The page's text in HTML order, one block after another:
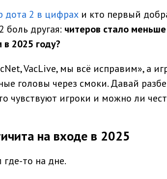
дота 2 в цифрах и кто первый
боль другая: читеров стало
2025 году?
VacLive, мы всё исправим», а
головы через смоки. Давай
чувствуют игроки и можно ли
на входе в 2025
где-то на дне.